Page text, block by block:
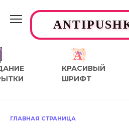
содержанию
КРАСИВЫЙ
ШРИФТ
ГЛАВНАЯ СТРАНИЦА